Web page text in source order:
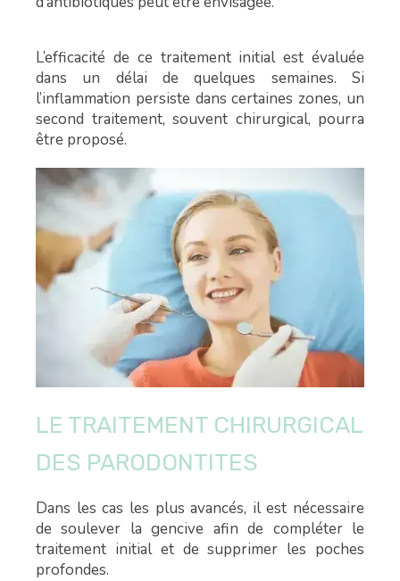
L’efficacité de ce traitement initial est évaluée
dans un délai de quelques semaines. Si
l’inflammation persiste dans certaines zones, un
second traitement, souvent chirurgical, pourra
être proposé.
LE TRAITEMENT CHIRURGICAL
DES PARODONTITES
Dans les cas les plus avancés, il est nécessaire
de soulever la gencive afin de compléter le
traitement initial et de supprimer les poches
profondes.